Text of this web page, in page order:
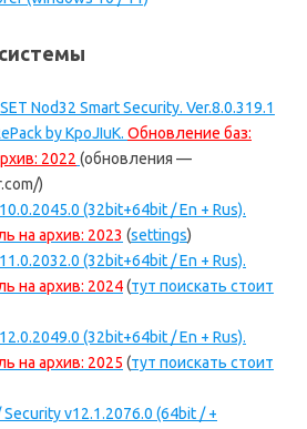
Nod32 Smart Security. Ver.8.0.319.1
by KpoJIuK. Обновление баз:
2022 (обновления —
)
(32bit+64bit / En + Rus).
на архив: 2023 (settings)
(32bit+64bit / En + Rus).
на архив: 2024(тут поискать стоит
(32bit+64bit / En + Rus).
на архив: 2025 (тут поискать стоит
v12.1.2076.0 (64bit / +